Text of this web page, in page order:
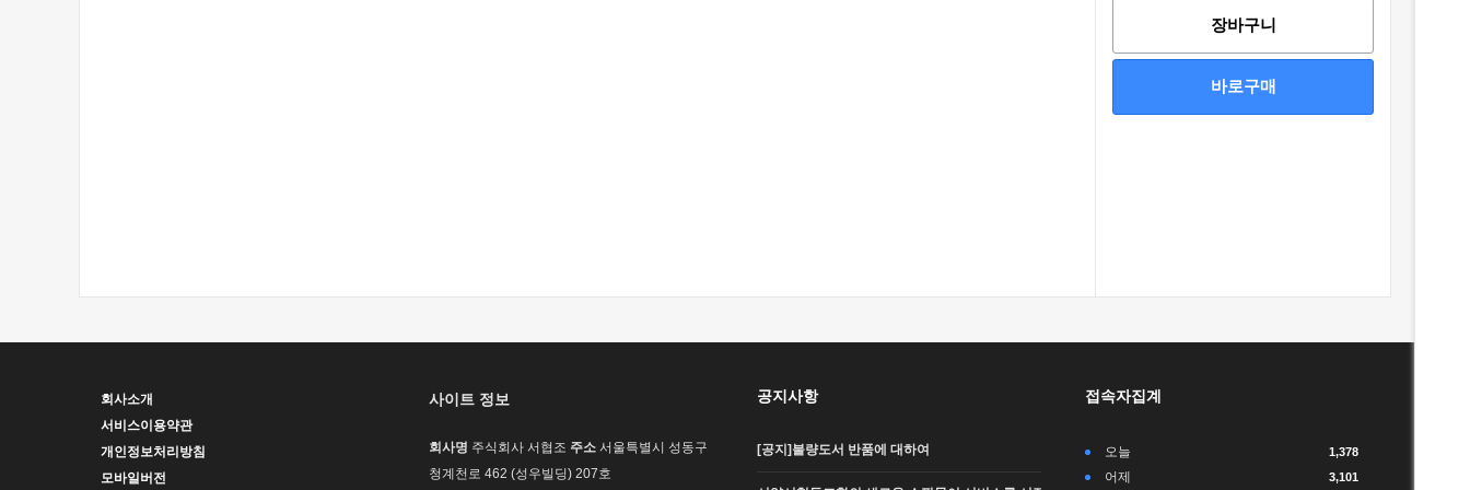
장바구니
바로구매
회사소개
서비스이용약관
개인정보처리방침
모바일버전
사이트 정보
회사명 주식회사 서협조 주소 서울특별시 성동구
청계천로 462 (성우빌딩) 207호
공지사항
[공지]불량도서 반품에 대하여
접속자집계
오늘 1,378
어제 3,101